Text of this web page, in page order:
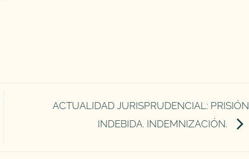
ACTUALIDAD JURISPRUDENCIAL: PRISIÓN
INDEBIDA. INDEMNIZACIÓN.